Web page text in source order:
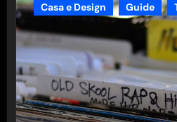
Casa e Design Guide